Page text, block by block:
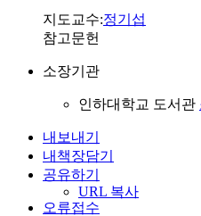
지도교수:정기섭
참고문헌
소장기관
인하대학교 도서관
내보내기
내책장담기
공유하기
URL 복사
오류접수